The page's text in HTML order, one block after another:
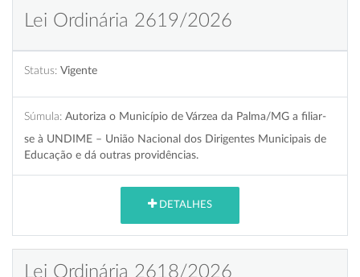
Lei Ordinária 2619/2026
Status: Vigente
Súmula: Autoriza o Município de Várzea da Palma/MG a filiar-
se à UNDIME – União Nacional dos Dirigentes Municipais de
Educação e dá outras providências.
DETALHES
Lei Ordinária 2618/2026